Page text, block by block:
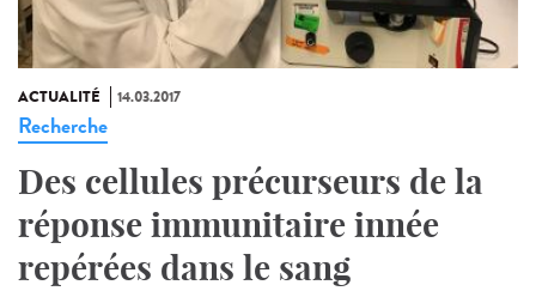
ACTUALITÉ 14.03.2017
Recherche
Des cellules précurseurs de la
réponse immunitaire innée
repérées dans le sang